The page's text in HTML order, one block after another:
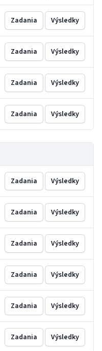
Zadania Výsledky
Zadania Výsledky
Zadania Výsledky
Zadania Výsledky
Zadania Výsledky
Zadania Výsledky
Zadania Výsledky
Zadania Výsledky
Zadania Výsledky
Zadania Výsledky